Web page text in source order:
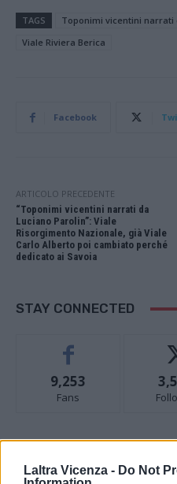
Laltra Vicenza - Do Not
TAGS
Toponimi vicentini narrati
Viale Riviera Berica
Facebook
ARTICOLO PRECEDENTE
“Toponimi vicentini narrati da
Luciano Parolin”: Viale
Risorgimento Nazionale, già Viale
Carlo Alberto poi cambiato perché
dedicato ai Savoia
STAY CONNECTED
9,253
Fans